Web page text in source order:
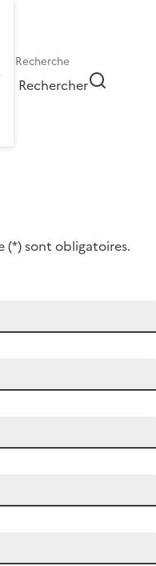
Rechercher
(*) sont obligatoires.